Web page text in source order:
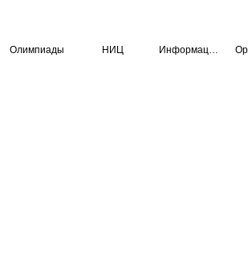
Олимпиады НИЦ